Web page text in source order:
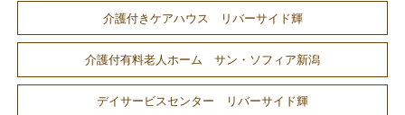
介護付きケアハウス リバーサイド輝
介護付有料老人ホーム サン・ソフィア新潟
デイサービスセンター リバーサイド輝